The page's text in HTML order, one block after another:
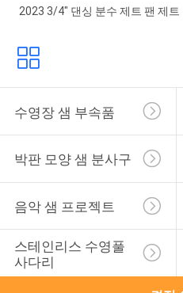
2023 3/4" 댄싱 분수 제트 팬 제트
수영장 샘 부속품
박판 모양 샘 분사구
음악 샘 프로젝트
스테인리스 수영풀
사다리